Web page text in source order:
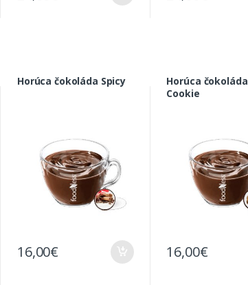
Horúca čokoláda Spicy
16,00€
Horúca čokoláda
Cookie
16,00€